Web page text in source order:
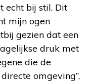
echt bij stil. Dit
mijn ogen
gezien dat een
druk met
die de
omgeving”,